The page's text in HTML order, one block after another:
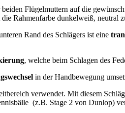
Flügelmuttern auf die
Rahmenfarbe dunkelweiß, neutral
Rand des Schlägers ist eine
, welche beim Schlagen des
in der Handbewegung
verwendet. Mit diesem
(z.B. Stage 2 von Dunlop)